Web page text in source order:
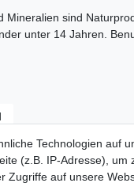
Mineralien sind
unter 14 Jahren.
Technologien auf
(z.B. IP-Adresse),
Zugriffe auf unsere